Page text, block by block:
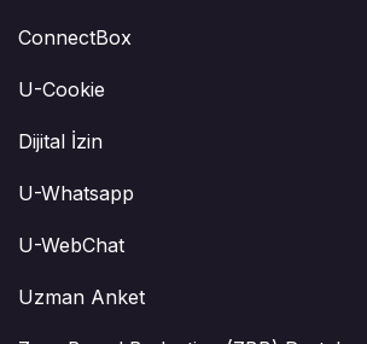
ConnectBox
U-Cookie
Dijital İzin
U-Whatsapp
U-WebChat
Uzman Anket